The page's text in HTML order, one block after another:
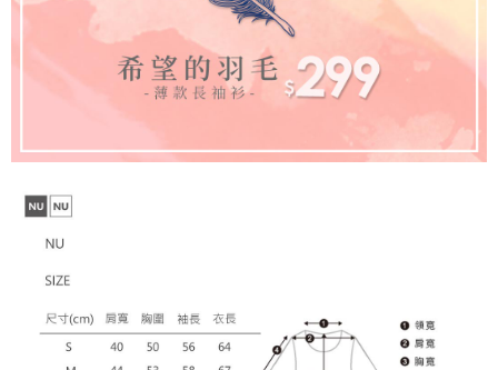
penilaian boleh diberikan.
【Penerangan Kaedah Pembayaran】
1. Pembayaran ansuran tidak digabungkan dalam bil telekomunikasi,
"Pembayaran Ansuran Gogo" akan menghantar SMS peringatan
2. Melalui pautan SMS untuk membuka bil, anda boleh memilih untuk
membayar melalui "Kod bar kedai serbaneka / Kedai rasmi Taiwan
saluran lain.
【Nota Penting】
membolehkan pengguna membeli produk atau perkhidmatan melalui
tuntutan harga jual/beli ansuran kepada syarikat ini untuk membayar bil
menggunakan bil syarikat ini.
2. Berdasarkan tujuan kontrak persetujuan pembayaran menggunakan